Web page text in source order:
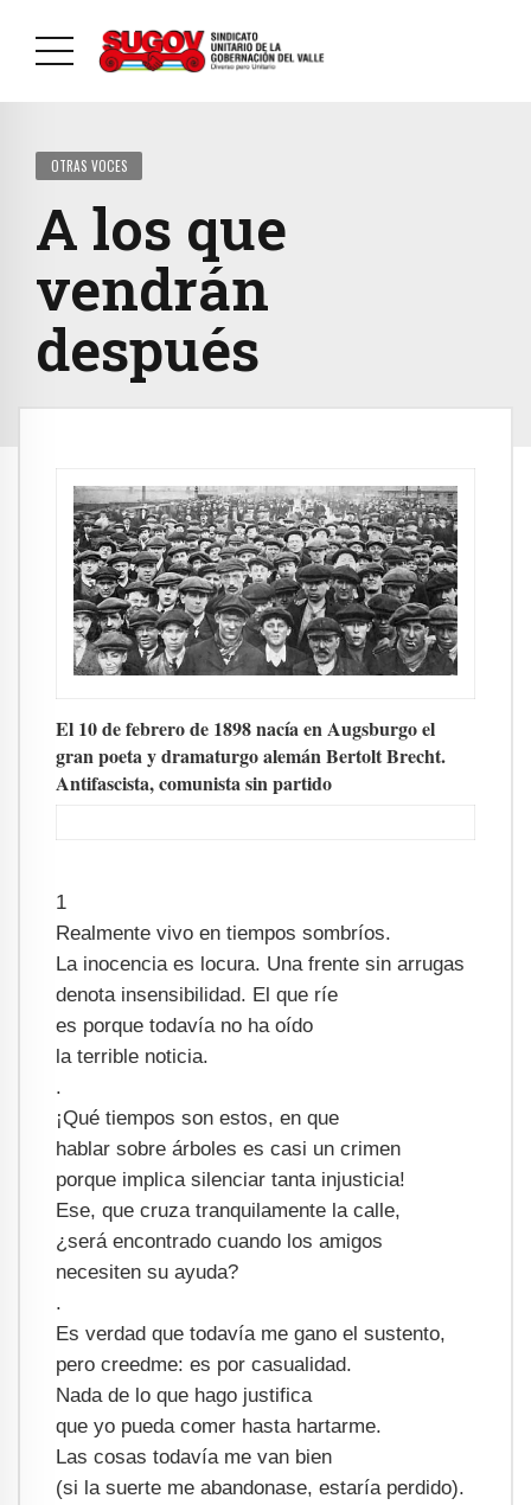
OTRAS VOCES
A los que
vendrán
después
El 10 de febrero de 1898 nacía en Augsburgo el
gran poeta y dramaturgo alemán Bertolt Brecht.
Antifascista, comunista sin partido
1
Realmente vivo en tiempos sombríos.
La inocencia es locura. Una frente sin arrugas
denota insensibilidad. El que ríe
es porque todavía no ha oído
la terrible noticia.
.
¡Qué tiempos son estos, en que
hablar sobre árboles es casi un crimen
porque implica silenciar tanta injusticia!
Ese, que cruza tranquilamente la calle,
¿será encontrado cuando los amigos
necesiten su ayuda?
.
Es verdad que todavía me gano el sustento,
pero creedme: es por casualidad.
Nada de lo que hago justifica
que yo pueda comer hasta hartarme.
Las cosas todavía me van bien
(si la suerte me abandonase, estaría perdido).